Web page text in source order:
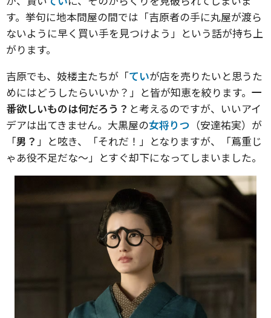
す。挙句に地本問屋の間では「吉原者の手に丸屋が渡ら
ないように早く買い手を見つけよう」という話が持ち上
がります。
吉原でも、妓楼主たちが「ていが店を売りたいと思うた
めにはどうしたらいいか？」と皆が知恵を絞ります。 一
番欲しいものは何だろう？ と考えるのですが、いいアイ
デアは出てきません。大黒屋の女将りつ （安達祐実）が
「男？ 」と呟き、「それだ！」となりますが、「蔦重じ
ゃあ役不足だな〜」とすぐ却下になってしまいました。